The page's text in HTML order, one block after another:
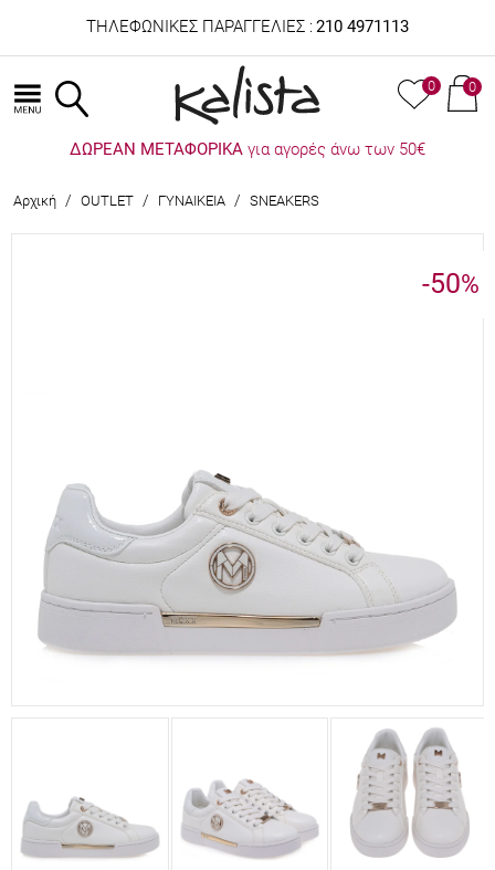
ΤΗΛΕΦΩΝΙΚΕΣ ΠΑΡΑΓΓΕΛΙΕΣ : 210 4971113
0 0
ΔΩΡΕΑΝ ΜΕΤΑΦΟΡΙΚΑ για αγορές άνω των 50€
Αρχική / OUTLET / ΓΥΝΑΙΚΕΙΑ / SNEAKERS
-50%